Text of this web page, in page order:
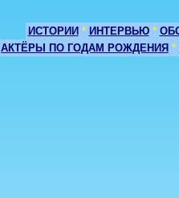
ИСТОРИИ * ИНТЕРВЬЮ *
АКТЁРЫ ПО ГОДАМ РОЖДЕНИЯ *